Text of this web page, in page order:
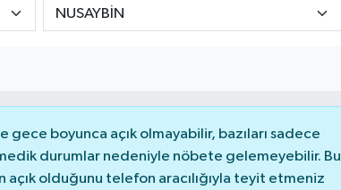
gece boyunca açık olmayabilir, bazıları sadece
durumlar nedeniyle nöbete gelemeyebilir. Bu
olduğunu telefon aracılığıyla teyit etmeniz